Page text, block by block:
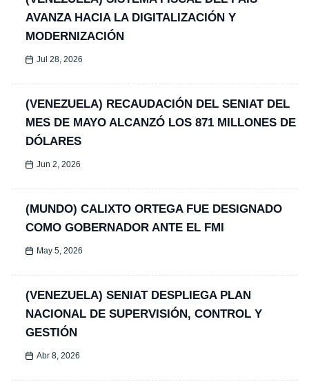
AVANZA HACIA LA DIGITALIZACIÓN Y
MODERNIZACIÓN
Jul 28, 2026
(VENEZUELA) RECAUDACIÓN DEL SENIAT DEL
MES DE MAYO ALCANZÓ LOS 871 MILLONES DE
DÓLARES
Jun 2, 2026
(MUNDO) CALIXTO ORTEGA FUE DESIGNADO
COMO GOBERNADOR ANTE EL FMI
May 5, 2026
(VENEZUELA) SENIAT DESPLIEGA PLAN
NACIONAL DE SUPERVISIÓN, CONTROL Y
GESTIÓN
Abr 8, 2026